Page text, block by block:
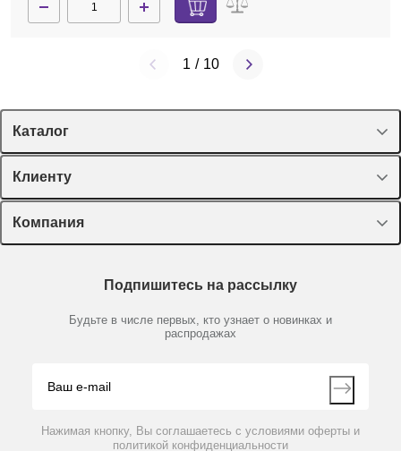
1 / 10
Каталог
Спецпредложения
Оборудование, приборы
Пластик, стекло, принадлежности
Химические реактивы, препараты, наборы
Производители
Клиенту
Лекторий Диаэм
Доставка и оплата
Мобильное приложение
Компания
Партнеры
Контакты
Подпишитесь на рассылку
Будьте в числе первых, кто узнает о новинках и
распродажах
Нажимая кнопку, Вы соглашаетесь с условиями оферты и
политикой конфиденциальности